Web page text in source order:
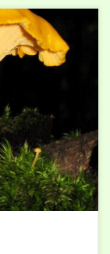
à soupe de
et […]